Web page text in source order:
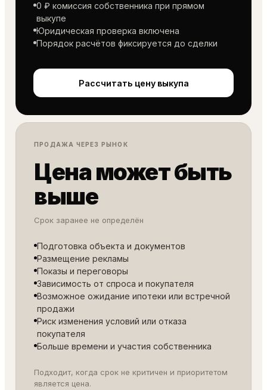
0 ₽ комиссия собственника при прямом
выкупе
Юридическая проверка включена
Порядок расчётов фиксируется до сделки
Рассчитать цену выкупа
ПРОДАЖА ЧЕРЕЗ РЫНОК
Цена может быть
выше
Срок заранее не определён
Подготовка объекта и документов
Размещение рекламы
Показы и переговоры
Зависимость от спроса и покупателя
Возможное ожидание ипотеки или встречной
продажи
Риск изменения условий или отказа
покупателя
Больше времени и участия собственника
Подходит, когда срок не критичен и приоритетом
является цена.